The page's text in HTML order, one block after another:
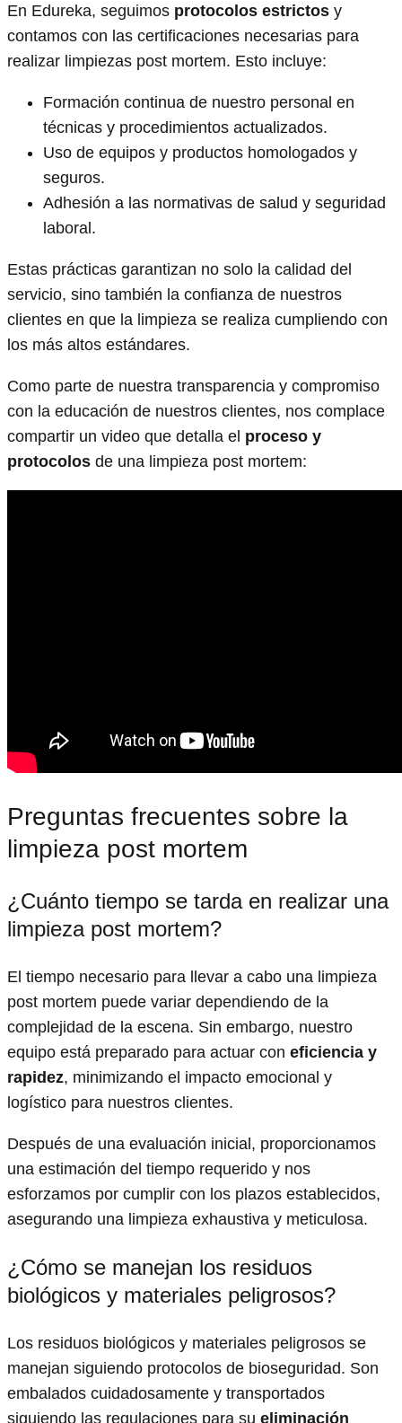
En Edureka, seguimos protocolos estrictos y
contamos con las certificaciones necesarias para
realizar limpiezas post mortem. Esto incluye:
Formación continua de nuestro personal en
técnicas y procedimientos actualizados.
Uso de equipos y productos homologados y
seguros.
Adhesión a las normativas de salud y seguridad
laboral.
Estas prácticas garantizan no solo la calidad del
servicio, sino también la confianza de nuestros
clientes en que la limpieza se realiza cumpliendo con
los más altos estándares.
Como parte de nuestra transparencia y compromiso
con la educación de nuestros clientes, nos complace
compartir un video que detalla el proceso y
protocolos de una limpieza post mortem:
Preguntas frecuentes sobre la
limpieza post mortem
¿Cuánto tiempo se tarda en realizar una
limpieza post mortem?
El tiempo necesario para llevar a cabo una limpieza
post mortem puede variar dependiendo de la
complejidad de la escena. Sin embargo, nuestro
equipo está preparado para actuar con eficiencia y
rapidez, minimizando el impacto emocional y
logístico para nuestros clientes.
Después de una evaluación inicial, proporcionamos
una estimación del tiempo requerido y nos
esforzamos por cumplir con los plazos establecidos,
asegurando una limpieza exhaustiva y meticulosa.
¿Cómo se manejan los residuos
biológicos y materiales peligrosos?
Los residuos biológicos y materiales peligrosos se
manejan siguiendo protocolos de bioseguridad. Son
embalados cuidadosamente y transportados
siguiendo las regulaciones para su eliminación